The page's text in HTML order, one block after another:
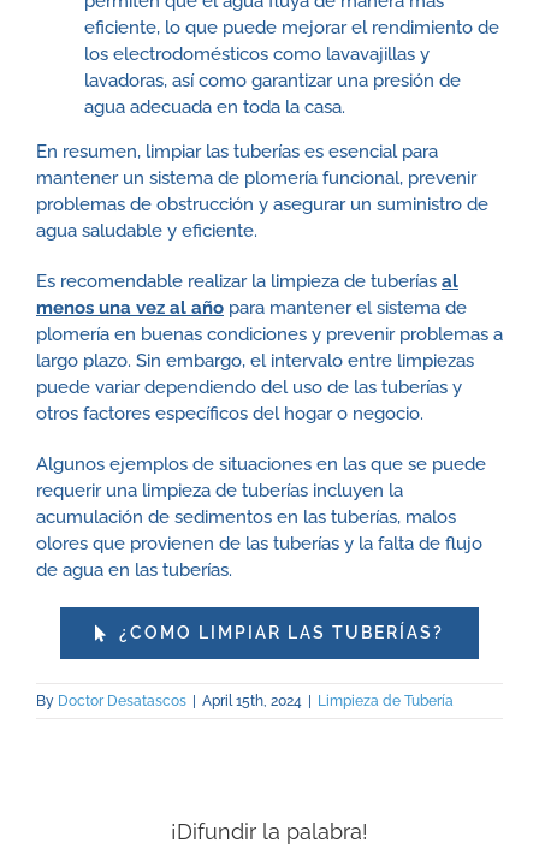
eficiente, lo que puede mejorar el rendimiento de
los electrodomésticos como lavavajillas y
lavadoras, así como garantizar una presión de
agua adecuada en toda la casa.
En resumen, limpiar las tuberías es esencial para
mantener un sistema de plomería funcional, prevenir
problemas de obstrucción y asegurar un suministro de
agua saludable y eficiente.
Es recomendable realizar la limpieza de tuberías al
menos una vez al añopara mantener el sistema de
plomería en buenas condiciones y prevenir problemas a
largo plazo. Sin embargo, el intervalo entre limpiezas
puede variar dependiendo del uso de las tuberías y
otros factores específicos del hogar o negocio.
Algunos ejemplos de situaciones en las que se puede
requerir una limpieza de tuberías incluyen la
acumulación de sedimentos en las tuberías, malos
olores que provienen de las tuberías y la falta de flujo
de agua en las tuberías.
¿COMO LIMPIAR LAS TUBERÍAS?
By Doctor Desatascos April 15th, 2024 Limpieza de Tubería
¡Difundir la palabra!